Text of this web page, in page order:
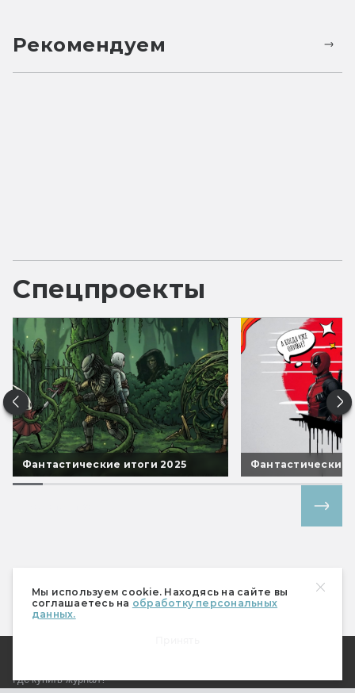
Мы используем cookie. Находясь на сайте вы
соглашаетесь на обработку персональных
данных.
Рекомендуем
Спецпроекты
Фантастические итоги 2025 Фантастические
Где купить журнал?